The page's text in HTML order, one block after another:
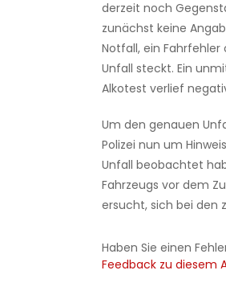
derzeit noch
zunächst keine
Notfall, ein
Unfall steckt. Ein
Alkotest verlief
Um den genauen
Polizei nun um
Unfall beobachtet
Fahrzeugs vor dem
ersucht, sich bei den
Haben Sie einen
Feedback zu diesem